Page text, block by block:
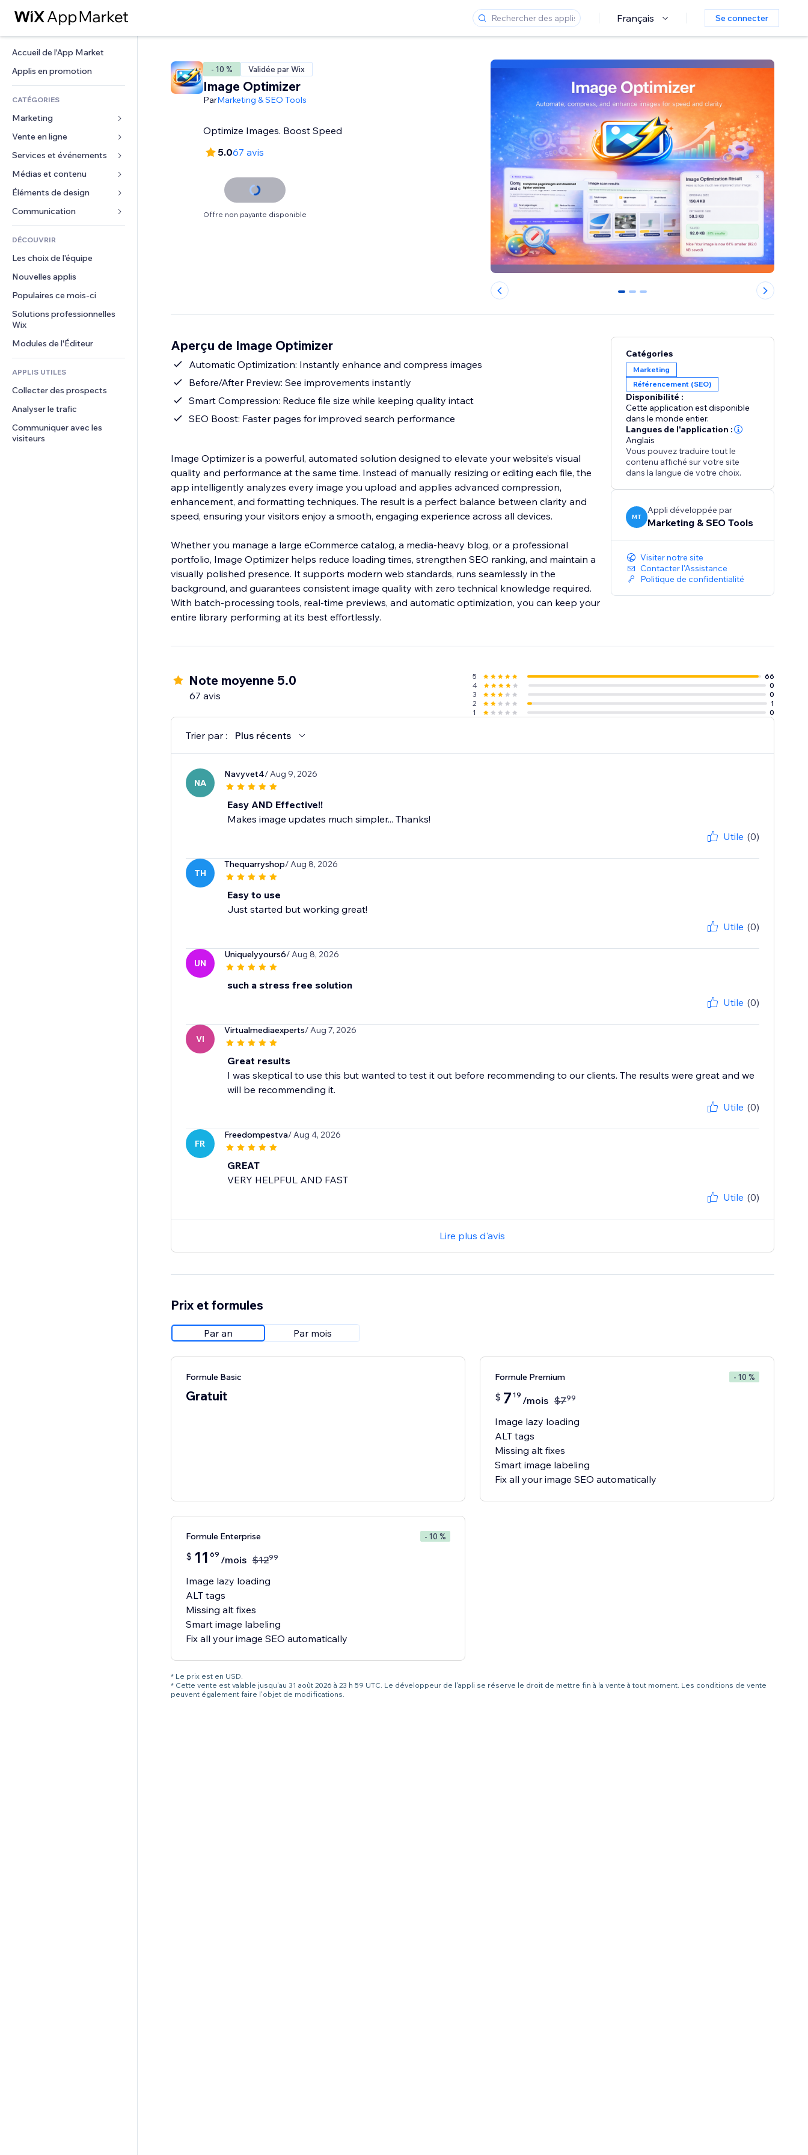
Français Se connecter
Accueil de l'App Market
Applis en promotion
CATÉGORIES
Marketing
Publicités
Mobile
Données analytiques
Réseaux sociaux
Classement de sites
E-mail
Vente en ligne
Applis pour les boutiques
Expédition et livraison
Boutons Vente
Comptabilité
Coupons et fidélisation
Solutions d'entreposage
Financement participatif
Alimentation et boissons
Services et événements
Hôtels
Événements
Restaurants
Immobilier
Réservations
Médias et contenu
Galerie
Musique
Podcasts
Photographie
Vidéo
PDF
Partage de fichiers
Actualités
Services de contenu
Effets de texte
Éléments de design
Cartes et navigation
Confidentialité
Horloge
Modèles de pages
Effets sur images
Boutons et menus
Bannières et badges
Calculateurs
Rechercher
Formulaires
Sondages
Chat
Commentaires
Téléphone
Communauté
Avis et commentaires
DÉCOUVRIR
Les choix de l'équipe
Nouvelles applis
Populaires ce mois‑ci
Solutions professionnelles
Wix
Modules de l'Éditeur
APPLIS UTILES
Collecter des prospects
Analyser le trafic
Communiquer avec les
visiteurs
- 10 % Validée par Wix
Image Optimizer
ParMarketing & SEO Tools
Optimize Images. Boost Speed
5.067 avis
Offre non payante disponible
0 1 2
Aperçu de Image Optimizer
Automatic Optimization: Instantly enhance and compress images
Before/After Preview: See improvements instantly
Smart Compression: Reduce file size while keeping quality intact
SEO Boost: Faster pages for improved search performance
Image Optimizer is a powerful, automated solution designed to elevate your website’s visual
quality and performance at the same time. Instead of manually resizing or editing each file, the
app intelligently analyzes every image you upload and applies advanced compression,
enhancement, and formatting techniques. The result is a perfect balance between clarity and
speed, ensuring your visitors enjoy a smooth, engaging experience across all devices.
Whether you manage a large eCommerce catalog, a media-heavy blog, or a professional
portfolio, Image Optimizer helps reduce loading times, strengthen SEO ranking, and maintain a
visually polished presence. It supports modern web standards, runs seamlessly in the
background, and guarantees consistent image quality with zero technical knowledge required.
With batch-processing tools, real-time previews, and automatic optimization, you can keep your
entire library performing at its best effortlessly.
Catégories
Marketing
Référencement (SEO)
Disponibilité :
Cette application est disponible
dans le monde entier.
Langues de l'application :
Anglais
Vous pouvez traduire tout le
contenu affiché sur votre site
dans la langue de votre choix.
MT
Appli développée par
Marketing & SEO Tools
Visiter notre site
Contacter l'Assistance
Politique de confidentialité
Note moyenne 5.0
67 avis
5
66
4
0
3
0
2
1
1
0
Trier par : Plus récents
NA
Navyvet4/ Aug 9, 2026
Easy AND Effective!!
Makes image updates much simpler... Thanks!
Utile (0)
TH
Thequarryshop/ Aug 8, 2026
Easy to use
Just started but working great!
Utile (0)
UN
Uniquelyyours6/ Aug 8, 2026
such a stress free solution
Utile (0)
VI
Virtualmediaexperts/ Aug 7, 2026
Great results
I was skeptical to use this but wanted to test it out before recommending to our clients. The results were great and we
will be recommending it.
Utile (0)
FR
Freedompestva/ Aug 4, 2026
GREAT
VERY HELPFUL AND FAST
Utile (0)
Lire plus d'avis
Prix et formules
Par an Par mois
Formule Basic
Gratuit
Formule Premium - 10 %
$ 7 19 /mois $799
Image lazy loading
ALT tags
Missing alt fixes
Smart image labeling
Fix all your image SEO automatically
Formule Enterprise - 10 %
$ 11 69 /mois $1299
Image lazy loading
ALT tags
Missing alt fixes
Smart image labeling
Fix all your image SEO automatically
* Le prix est en USD.
* Cette vente est valable jusqu'au 31 août 2026 à 23 h 59 UTC. Le développeur de l'appli se réserve le droit de mettre fin à la vente à tout moment. Les conditions de vente
peuvent également faire l'objet de modifications.